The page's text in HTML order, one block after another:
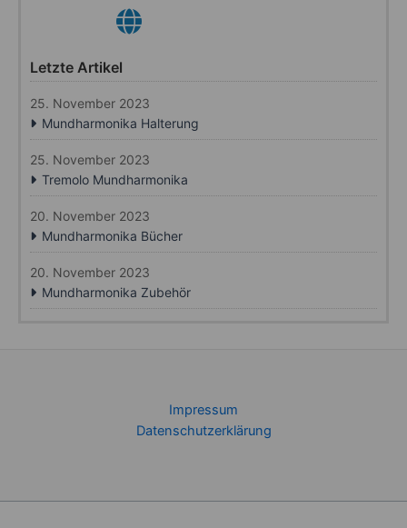
Letzte Artikel
25. November 2023
Mundharmonika Halterung
25. November 2023
Tremolo Mundharmonika
20. November 2023
Mundharmonika Bücher
20. November 2023
Mundharmonika Zubehör
Impressum
Datenschutzerklärung